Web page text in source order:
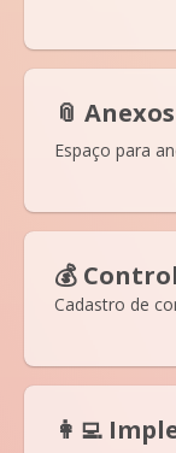
📎 Anexos
Espaço para
💰
Cadastro de
👩‍💻